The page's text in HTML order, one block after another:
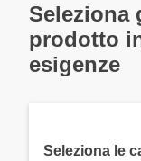
Seleziona
prodotto
esigenze
Seleziona le